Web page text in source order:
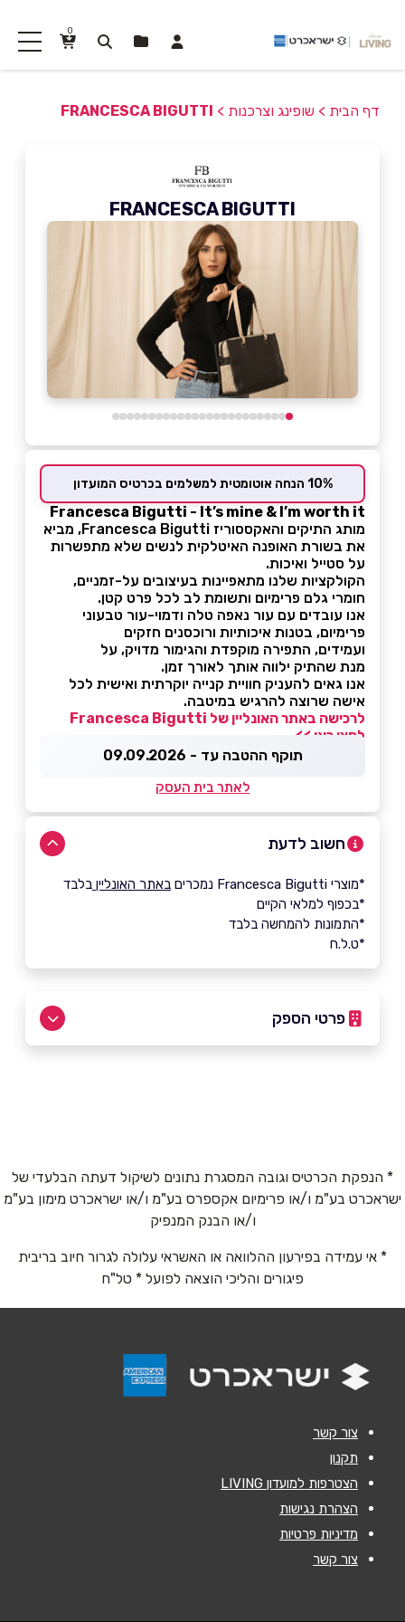
0
דף הבית > שופינג וצרכנות >
FRANCESCA BIGUTTI
FRANCESCA BIGUTTI
10% הנחה אוטומטית למשלמים בכרטיס המועדון
Francesca Bigutti - It’s mine & I’m worth it
מותג התיקים והאקססוריז Francesca Bigutti, מביא
את בשורת האופנה האיטלקית לנשים שלא מתפשרות
על סטייל ואיכות.
הקולקציות שלנו מתאפיינות בעיצובים על-זמניים,
חומרי גלם פרימיום ותשומת לב לכל פרט קטן.
אנו עובדים עם עור נאפה טלה ודמוי-עור טבעוני
פרימיום, בטנות איכותיות ורוכסנים חזקים
ועמידים, התפירה מוקפדת והגימור מדויק, על
מנת שהתיק ילווה אותך לאורך זמן.
אנו גאים להעניק חוויית קנייה יוקרתית ואישית לכל
אישה שרוצה להרגיש במיטבה.
לרכישה באתר האונליין של Francesca Bigutti
לחצו כאן >>
תוקף ההטבה עד - 09.09.2026
לאתר בית העסק
חשוב לדעת
*מוצרי Francesca Bigutti נמכרים באתר האונליין בלבד
*בכפוף למלאי הקיים
*התמונות להמחשה בלבד
*ט.ל.ח
פרטי הספק
שם מלא*
טלפון*
נושא*
הודעה
* הנפקת הכרטיס וגובה המסגרת נתונים לשיקול דעתה הבלעדי של
ישראכרט בע"מ ו/או פרימיום אקספרס בע"מ ו/או ישראכרט מימון בע"מ
ו/או הבנק המנפיק
* אי עמידה בפירעון ההלוואה או האשראי עלולה לגרור חיוב בריבית
פיגורים והליכי הוצאה לפועל * טל"ח
צור קשר
תקנון
הצטרפות למועדון LIVING
הצהרת נגישות
מדיניות פרטיות
צור קשר